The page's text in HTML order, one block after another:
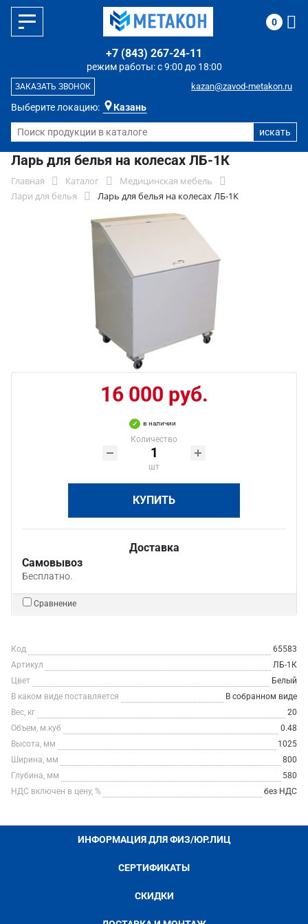
Выберите локацию: Казань
режим работы: с 9:00 до 18:00
+7 (843) 267-24-11
kazan@zavod-metakon.ru
ЗАКАЗАТЬ ЗВОНОК
0
Ларь для белья на колесах ЛБ-1К
Главная Каталог
Медицинская мебель
Лари для белья
Ларь для белья на колесах ЛБ-1К
16 000 руб.
в наличии
Количество
шт
КУПИТЬ
Доставка
Самовывоз
Бесплатно.
Сравнение
Код
65583
Артикул
ЛБ-1К
Цвет
Белый
В каком виде поставляется
В собранном виде
Вес, кг
20
Объем, м.куб
0.48
Высота, мм
1025
Ширина, мм
800
Глубина, мм
580
НДС включен в цену, %
без НДС
ИНФОРМАЦИЯ ДЛЯ ФИЗ/ЮР.ЛИЦ
СЕРТИФИКАТЫ
СКИДКИ